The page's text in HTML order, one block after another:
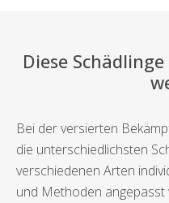
Diese
Bei der versierten
die unterschiedlichsten
verschiedenen Arten
und Methoden